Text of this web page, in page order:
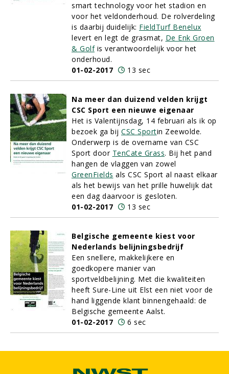
smart technology voor het stadion en
voor het veldonderhoud. De rolverdeling
is daarbij duidelijk: FieldTurf Benelux
levert en legt de grasmat, De Enk Groen
& Golfis verantwoordelijk voor het
onderhoud.
01-02-2017
13 sec
Na meer dan duizend velden krijgt
CSC Sport een nieuwe eigenaar
Het is Valentijnsdag, 14 februari als ik op
bezoek ga bij CSC Sportin Zeewolde.
Onderwerp is de overname van CSC
Sport door TenCate Grass. Bij het pand
hangen de vlaggen van zowel
GreenFields als CSC Sport al naast elkaar
als het bewijs van het prille huwelijk dat
een dag daarvoor is gesloten.
01-02-2017
13 sec
Belgische gemeente kiest voor
Nederlands belijningsbedrijf
Een snellere, makkelijkere en
goedkopere manier van
sportveldbelijning. Met die kwaliteiten
heeft Sure-Line uit Elst een niet voor de
hand liggende klant binnengehaald: de
Belgische gemeente Aalst.
01-02-2017
6 sec